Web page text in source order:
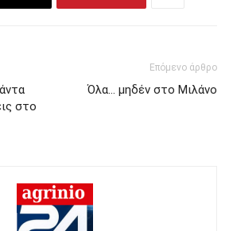
στο
Επόμενο άρθρο
Όλα… μηδέν στο Μιλάνο